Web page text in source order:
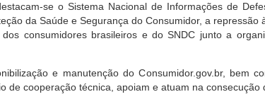
se o Sistema Nacional de Informações de
da Saúde e Segurança do Consumidor, a
consumidores brasileiros e do SNDC junto a
e manutenção do Consumidor.gov.br, bem
de cooperação técnica, apoiam e atuam na consecução